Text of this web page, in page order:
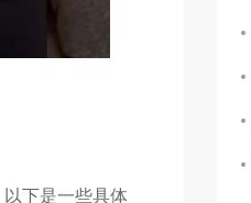
下是一些具体